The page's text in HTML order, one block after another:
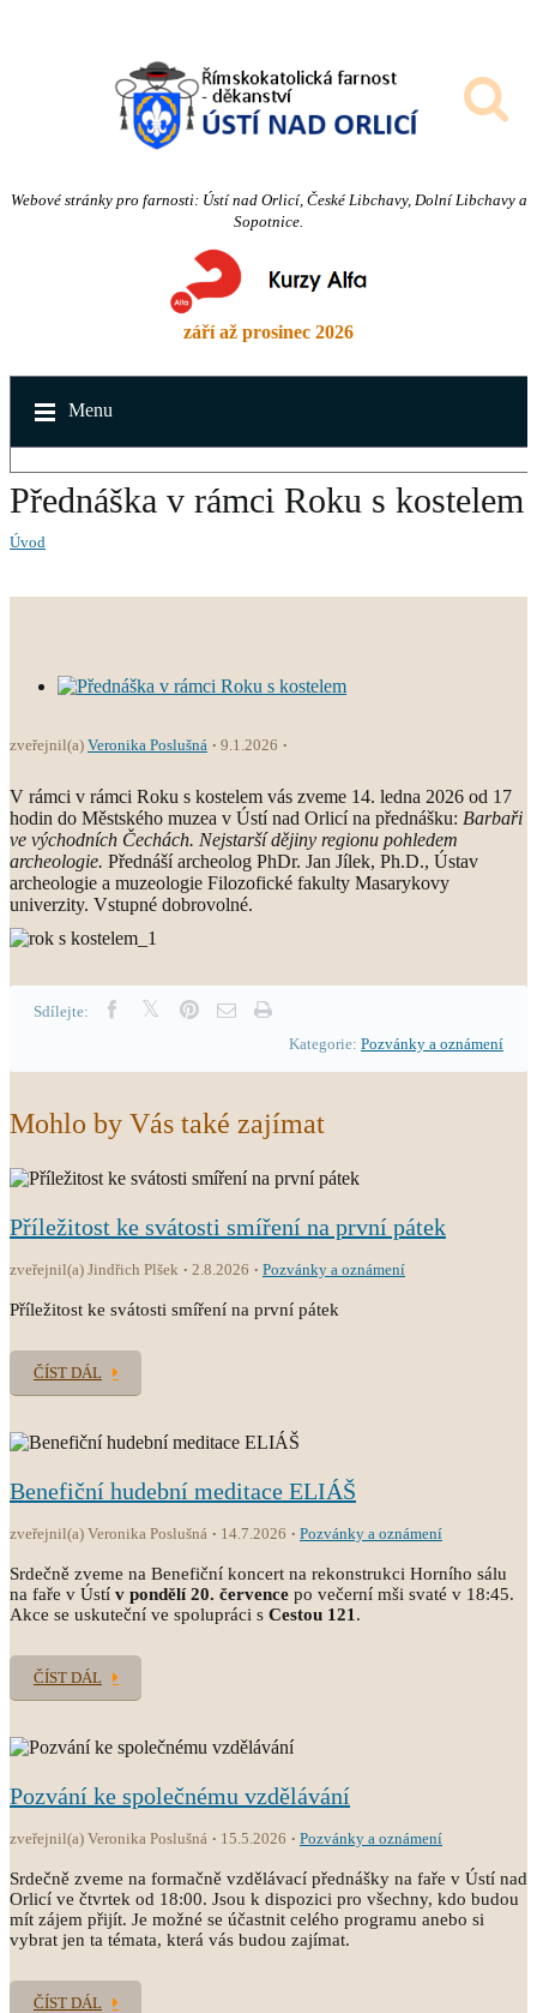
Webové stránky pro farnosti: Ústí nad Orlicí, České Libchavy, Dolní Libchavy a
Sopotnice.
září až prosinec 2026
Menu
Přednáška v rámci Roku s kostelem
Úvod
zveřejnil(a) Veronika Poslušná 9.1.2026
V rámci v rámci Roku s kostelem vás zveme 14. ledna 2026 od 17
hodin do Městského muzea v Ústí nad Orlicí na přednášku: Barbaři
ve východních Čechách. Nejstarší dějiny regionu pohledem
archeologie. Přednáší archeolog PhDr. Jan Jílek, Ph.D., Ústav
archeologie a muzeologie Filozofické fakulty Masarykovy
univerzity. Vstupné dobrovolné.
Sdílejte:
Kategorie: Pozvánky a oznámení
Mohlo by Vás také zajímat
Příležitost ke svátosti smíření na první pátek
zveřejnil(a) Jindřich Plšek 2.8.2026 Pozvánky a oznámení
Příležitost ke svátosti smíření na první pátek
ČÍST DÁL
Benefiční hudební meditace ELIÁŠ
zveřejnil(a) Veronika Poslušná 14.7.2026 Pozvánky a oznámení
Srdečně zveme na Benefiční koncert na rekonstrukci Horního sálu
na faře v Ústí v pondělí 20. července po večerní mši svaté v 18:45.
Akce se uskuteční ve spolupráci s Cestou 121 .
ČÍST DÁL
Pozvání ke společnému vzdělávání
zveřejnil(a) Veronika Poslušná 15.5.2026 Pozvánky a oznámení
Srdečně zveme na formačně vzdělávací přednášky na faře v Ústí nad
Orlicí ve čtvrtek od 18:00. Jsou k dispozici pro všechny, kdo budou
mít zájem přijít. Je možné se účastnit celého programu anebo si
vybrat jen ta témata, která vás budou zajímat.
ČÍST DÁL